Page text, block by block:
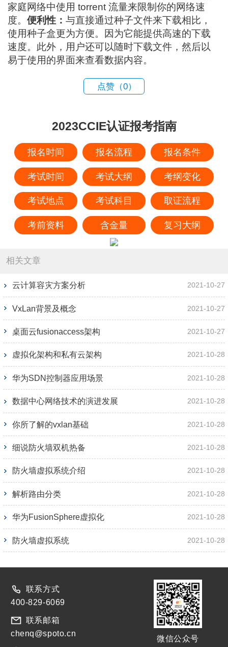
家庭网络中使用 torrent 流量来限制你的网络速
度。便利性：与直接通过种子文件来下载相比，
使用种子盒更为方便。因为它能提供高速的下载
速度。此外，用户还可以随时下载文件，然后以
易于使用的界面来查看数据内容。
点赞（0）
2023CCIE认证报考指南
报名时间 报名流程 报名条件
考试时间 考试大纲 考纲变化
考试地点 考试科目 取证流程
考前资料 含金量 复习大纲
相关文章
云计算容灾方案分析 2021-10-27
VxLan背景及概念 2021-10-27
桌面云fusionaccess架构 2021-10-27
虚拟化架构和私有云架构 2021-10-28
华为SDN控制器应用场景 2021-10-28
数据中心网络技术的演进发展 2021-10-28
你所了解的vxlan基础 2021-10-28
细说防火墙双机热备 2021-10-28
防火墙虚拟系统介绍 2021-10-28
解析路由分类 2021-10-28
华为FusionSphere虚拟化 2021-10-28
防火墙虚拟系统 2021-10-28
联系方式
400-829-6069
联系邮箱
chenq@spoto.cn
微信公众号